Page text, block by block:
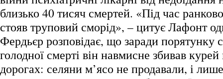
близько 40 тисяч смертей. «Під час
стояв труповий сморід», – цитує Лафонт
Фердьєр розповідає, що заради порятунку
голодної смерті він навмисне збивав курей
дорогах: селяни м’ясо не продавали, і